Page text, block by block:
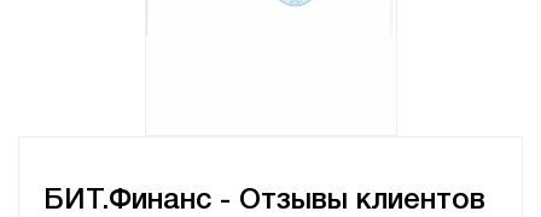
БИТ.Финанc - Отзывы клиентов